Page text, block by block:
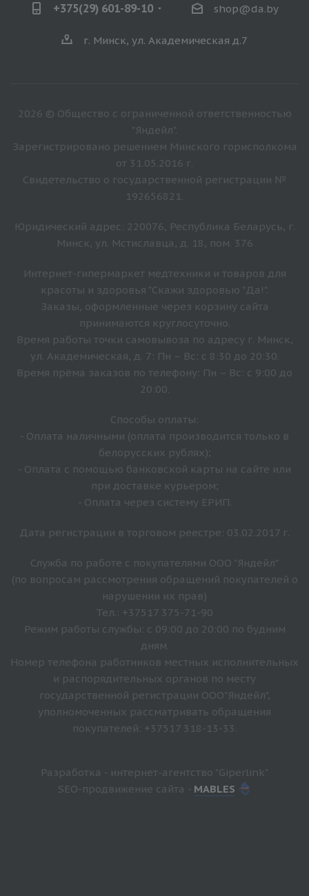
+375(29) 601-89-10 shop@da.by
г. Минск, ул. Академическая д.7
2026 © Общество с ограниченной ответственностью
"Яндейл".
Зарегистрировано решением Минского горисполкома
от 31.05.2016 г.
Свидетельство о государственной регистрации №
192656821.
Юридический адрес: 220076, Республика Беларусь, г.
Минск, ул. Мстиславца, д. 18, пом. 376
Интернет-гипермаркет медтехники и товаров для
красоты и здоровья "Скажи здоровью "Да!".
Заказы, оформленные через корзину сайта
принимаются круглосуточно.
Время работы точки самовывоза по адресу г. Минск,
ул. Академическая, д. 7: Пн – Вс: с 8:30 до 20:30.
Время прёма заказов по телефону: Пн – Вс: с 9:00 до
20:00.
Способы оплаты:
- Оплата наличными (оплата производится только в
белорусских рублях);
- Оплата с помощью банковской карты на сайте или
при доставке курьером;
- Оплата через систему ЕРИП.
Дата регистрации в торговом реестре: 03.02.2017 г.
Служба по работе с покупателями ООО "Яндейл"
(по вопросам рассмотрения обращений покупателей о
нарушении их прав)
Тел.: +37517 375-71-90
Режим работы службы: с 09:00 до 20:00 по будним
дням.
Номер телефона работников местных исполнительных
и распорядительных органов по месту
государственной регистрации ООО"Яндейл",
уполномоченных рассматривать обращения
покупателей: +37517 318-13-33.
Разработка - интернет-агентство "Giperlink"
SEO-продвижение сайта - MABLES